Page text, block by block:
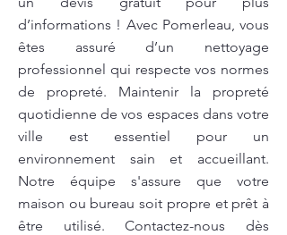
d’informations ! Avec Pomerleau, vous
êtes assuré d’un nettoyage
professionnel qui respecte vos normes
de propreté. Maintenir la propreté
quotidienne de vos espaces dans votre
ville est essentiel pour un
environnement sain et accueillant.
Notre équipe s'assure que votre
maison ou bureau soit propre et prêt à
être utilisé. Contactez-nous dès